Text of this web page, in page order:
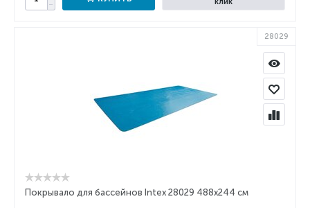
−
клик
28029
Покрывало для бассейнов Intex 28029 488x244 см